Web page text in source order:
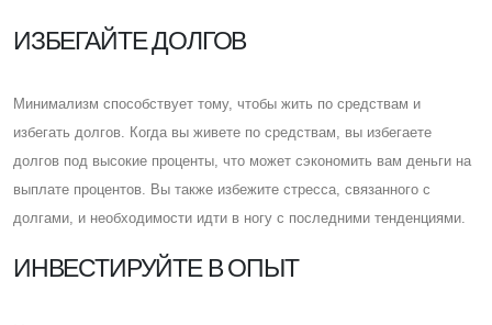
ИЗБЕГАЙТЕ ДОЛГОВ
Минимализм способствует тому, чтобы жить по средствам и
избегать долгов. Когда вы живете по средствам, вы избегаете
долгов под высокие проценты, что может сэкономить вам деньги на
выплате процентов. Вы также избежите стресса, связанного с
долгами, и необходимости идти в ногу с последними тенденциями.
ИНВЕСТИРУЙТЕ В ОПЫТ